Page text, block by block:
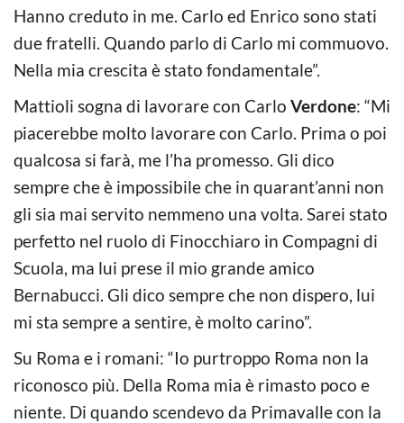
Hanno creduto in me. Carlo ed Enrico sono stati
due fratelli. Quando parlo di Carlo mi commuovo.
Nella mia crescita è stato fondamentale”.
Mattioli sogna di lavorare con Carlo Verdone: “Mi
piacerebbe molto lavorare con Carlo. Prima o poi
qualcosa si farà, me l’ha promesso. Gli dico
sempre che è impossibile che in quarant’anni non
gli sia mai servito nemmeno una volta. Sarei stato
perfetto nel ruolo di Finocchiaro in Compagni di
Scuola, ma lui prese il mio grande amico
Bernabucci. Gli dico sempre che non dispero, lui
mi sta sempre a sentire, è molto carino”.
Su Roma e i romani: “Io purtroppo Roma non la
riconosco più. Della Roma mia è rimasto poco e
niente. Di quando scendevo da Primavalle con la